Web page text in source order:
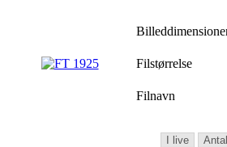
Filstørrelse
Filnavn
I live